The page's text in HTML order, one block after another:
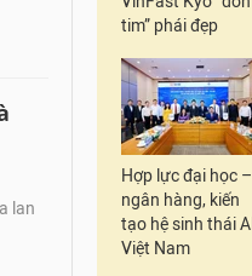
lan
tim” phái đẹp
Hợp lực đại học –
ngân hàng, kiến
tạo hệ sinh thái AI
Việt Nam